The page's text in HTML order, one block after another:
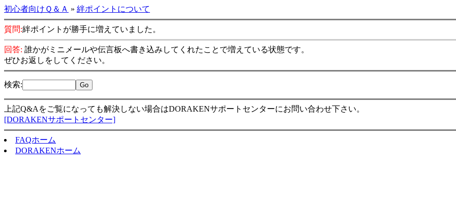
初心者向けＱ＆Ａ » 絆ポイントについて
質問:絆ポイントが勝手に増えていました。
回答: 誰かがミニメールや伝言板へ書き込みしてくれたことで増えている状態です。
ぜひお返しをしてください。
検索:
上記Q&Aをご覧になっても解決しない場合はDORAKENサポートセンターにお問い合わせ下さい。
[DORAKENサポートセンター]
FAQホーム
DORAKENホーム